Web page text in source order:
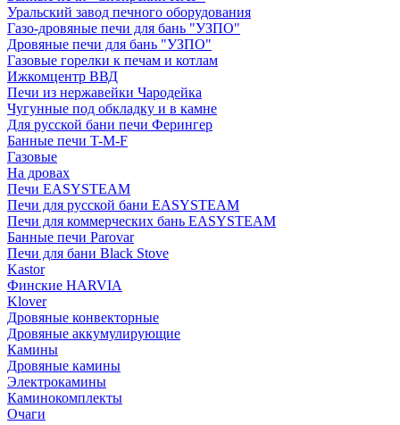
Уральский завод печного оборудования
Газо-дровяные печи для бань "УЗПО"
Дровяные печи для бань "УЗПО"
Газовые горелки к печам и котлам
Ижкомцентр ВВД
Печи из нержавейки Чародейка
Чугунные под обкладку и в камне
Для русской бани печи Ферингер
Банные печи T-M-F
Газовые
На дровах
Печи EASYSTEAM
Печи для русской бани EASYSTEAM
Печи для коммерческих бань EASYSTEAM
Банные печи Parovar
Печи для бани Black Stove
Kastor
Финские HARVIA
Klover
Дровяные конвекторные
Дровяные аккумулирующие
Камины
Дровяные камины
Электрокамины
Каминокомплекты
Очаги